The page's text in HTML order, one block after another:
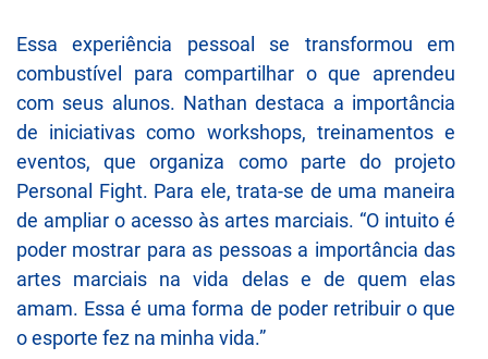
Essa experiência pessoal se transformou em
combustível para compartilhar o que aprendeu
com seus alunos. Nathan destaca a importância
de iniciativas como workshops, treinamentos e
eventos, que organiza como parte do projeto
Personal Fight. Para ele, trata-se de uma maneira
de ampliar o acesso às artes marciais. “O intuito é
poder mostrar para as pessoas a importância das
artes marciais na vida delas e de quem elas
amam. Essa é uma forma de poder retribuir o que
o esporte fez na minha vida.”